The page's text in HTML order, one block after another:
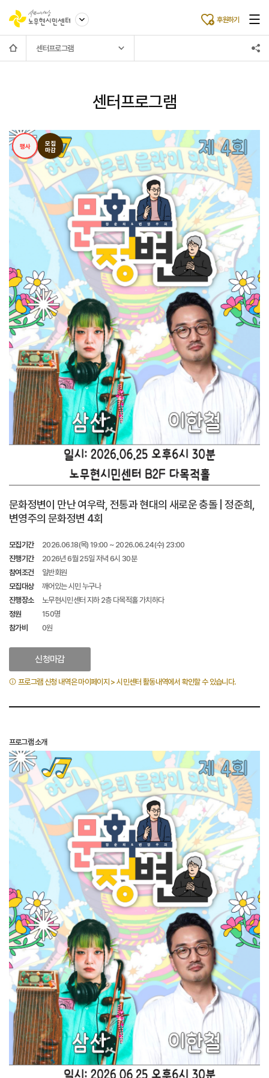
후원하기
센터프로그램
센터프로그램
행사
모집
마감
문화정변이 만난 여우락, 전통과 현대의 새로운 충돌 | 정준희,
변영주의 문화정변 4회
모집기간
2026.06.18(목) 19:00 ~ 2026.06.24(수) 23:00
진행기간
2026년 6월 25일 저녁 6시 30분
참여조건
일반회원
모집대상
깨어있는 시민 누구나
진행장소
노무현시민센터 지하 2층 다목적홀 가치하다
정원
150명
참가비
0원
신청마감
프로그램 신청 내역은 마이페이지 > 시민센터 활동내역에서 확인할 수 있습니다.
프로그램 소개